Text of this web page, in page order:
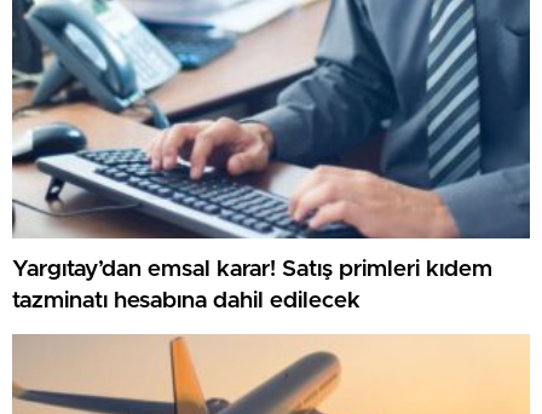
Yargıtay’dan emsal karar! Satış primleri kıdem
tazminatı hesabına dahil edilecek